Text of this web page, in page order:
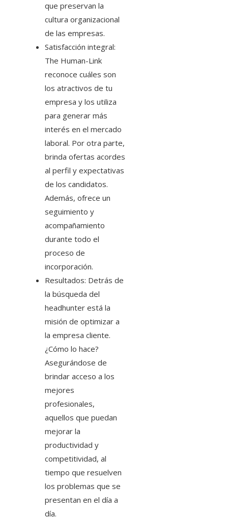
que preservan la
cultura organizacional
de las empresas.
Satisfacción integral:
The Human-Link
reconoce cuáles son
los atractivos de tu
empresa y los utiliza
para generar más
interés en el mercado
laboral. Por otra parte,
brinda ofertas acordes
al perfil y expectativas
de los candidatos.
Además, ofrece un
seguimiento y
acompañamiento
durante todo el
proceso de
incorporación.
Resultados: Detrás de
la búsqueda del
headhunter está la
misión de optimizar a
la empresa cliente.
¿Cómo lo hace?
Asegurándose de
brindar acceso a los
mejores
profesionales,
aquellos que puedan
mejorar la
productividad y
competitividad, al
tiempo que resuelven
los problemas que se
presentan en el día a
día.